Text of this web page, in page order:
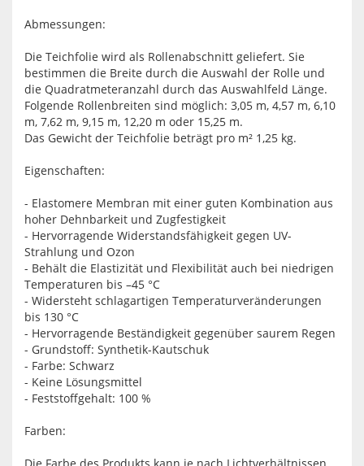
Abmessungen:
Die Teichfolie wird als Rollenabschnitt geliefert. Sie
bestimmen die Breite durch die Auswahl der Rolle und
die Quadratmeteranzahl durch das Auswahlfeld Länge.
Folgende Rollenbreiten sind möglich: 3,05 m, 4,57 m, 6,10
m, 7,62 m, 9,15 m, 12,20 m oder 15,25 m.
Das Gewicht der Teichfolie beträgt pro m² 1,25 kg.
Eigenschaften:
- Elastomere Membran mit einer guten Kombination aus
hoher Dehnbarkeit und Zugfestigkeit
- Hervorragende Widerstandsfähigkeit gegen UV-
Strahlung und Ozon
- Behält die Elastizität und Flexibilität auch bei niedrigen
Temperaturen bis –45 °C
- Widersteht schlagartigen Temperaturveränderungen
bis 130 °C
- Hervorragende Beständigkeit gegenüber saurem Regen
- Grundstoff: Synthetik-Kautschuk
- Farbe: Schwarz
- Keine Lösungsmittel
- Feststoffgehalt: 100 %
Farben:
Die Farbe des Produkts kann je nach Lichtverhältnissen